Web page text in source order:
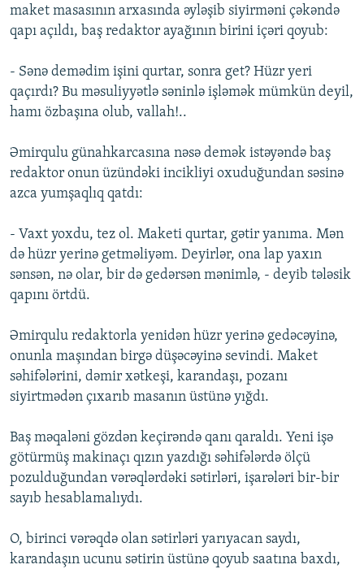
maket masasının arxasında əyləşib siyirməni çəkəndə
qapı açıldı, baş redaktor ayağının birini içəri qoyub:
- Sənə demədim işini qurtar, sonra get? Hüzr yeri
qaçırdı? Bu məsuliyyətlə səninlə işləmək mümkün deyil,
hamı özbaşına olub, vallah!..
Əmirqulu günahkarcasına nəsə demək istəyəndə baş
redaktor onun üzündəki incikliyi oxuduğundan səsinə
azca yumşaqlıq qatdı:
- Vaxt yoxdu, tez ol. Maketi qurtar, gətir yanıma. Mən
də hüzr yerinə getməliyəm. Deyirlər, ona lap yaxın
sənsən, nə olar, bir də gedərsən mənimlə, - deyib tələsik
qapını örtdü.
Əmirqulu redaktorla yenidən hüzr yerinə gedəcəyinə,
onunla maşından birgə düşəcəyinə sevindi. Maket
səhifələrini, dəmir xətkeşi, karandaşı, pozanı
siyirtmədən çıxarıb masanın üstünə yığdı.
Baş məqaləni gözdən keçirəndə qanı qaraldı. Yeni işə
götürmüş makinaçı qızın yazdığı səhifələrdə ölçü
pozulduğundan vərəqlərdəki sətirləri, işarələri bir-bir
sayıb hesablamalıydı.
O, birinci vərəqdə olan sətirləri yarıyacan saydı,
karandaşın ucunu sətirin üstünə qoyub saatına baxdı,